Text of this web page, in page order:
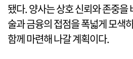
됐다. 양사는 상호 신뢰와 존중을
술과 금융의 접점을 폭넓게 모색
함께 마련해 나갈 계획이다.